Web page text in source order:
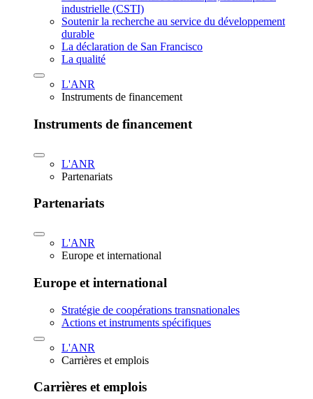
industrielle (CSTI)
Soutenir la recherche au service du développement
durable
La déclaration de San Francisco
La qualité
L'ANR
Instruments de financement
Instruments de financement
L'ANR
Partenariats
Partenariats
L'ANR
Europe et international
Europe et international
Stratégie de coopérations transnationales
Actions et instruments spécifiques
L'ANR
Carrières et emplois
Carrières et emplois